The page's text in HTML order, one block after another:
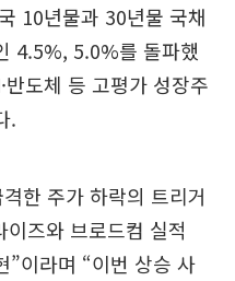
10년물과 30년물 국채
4.5%, 5.0%를 돌파했
도체 등 고평가 성장주
.
한 주가 하락의 트리거
즈와 브로드컴 실적
”이라며 “이번 상승 사